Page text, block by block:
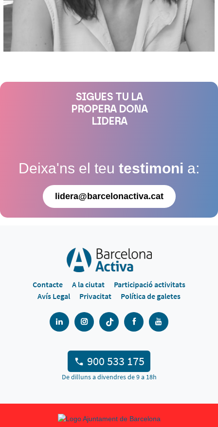
SIGUES TU LA
PROPERA DONA
LIDERA
Deixa'ns el teu testimoni a:
lidera@barcelonactiva.cat
Contacte A la ciutat
Participació activitats
Avís Legal
Privacitat Política de galetes
900 533 175
De dilluns a divendres de 9 a 18h